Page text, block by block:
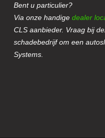
Bent u particulier?
Via onze handigedealer
CLS aanbieder. Vraag bij
schadebedrijf om een
Systems.